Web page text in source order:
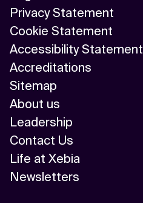
Privacy Statement
Cookie Statement
Accessibility Statement
Accreditations
Sitemap
About us
Leadership
Contact Us
Life at Xebia
Newsletters